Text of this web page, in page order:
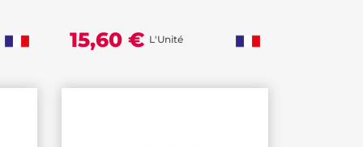
15,60 € L'Unité